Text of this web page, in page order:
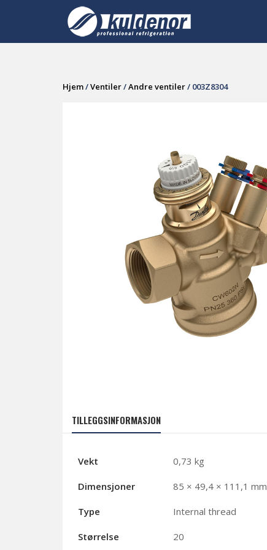
Hjem/Ventiler/Andre ventiler/ 003Z8304
TILLEGGSINFORMASJON
Vekt 0,73 kg
Dimensjoner 85 × 49,4 × 111,1 mm
Type Internal thread
Størrelse 20